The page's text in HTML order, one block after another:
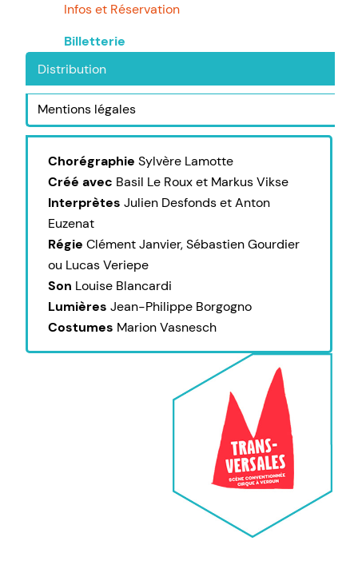
Infos et Réservation
Billetterie
Distribution
Mentions légales
Chorégraphie Sylvère Lamotte
Créé avec Basil Le Roux et Markus Vikse
Interprètes Julien Desfonds et Anton
Euzenat
Régie Clément Janvier, Sébastien Gourdier
ou Lucas Veriepe
Son Louise Blancardi
Lumières Jean-Philippe Borgogno
Costumes Marion Vasnesch